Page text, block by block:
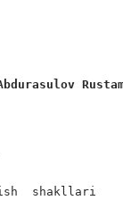
shakllari